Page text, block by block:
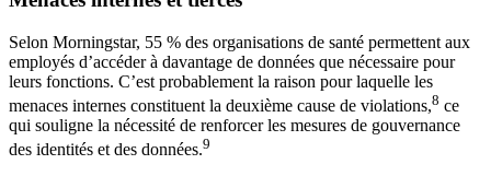
Selon Morningstar, 55 % des organisations de santé permettent aux
employés d’accéder à davantage de données que nécessaire pour
leurs fonctions. C’est probablement la raison pour laquelle les
menaces internes constituent la deuxième cause de violations,8 ce
qui souligne la nécessité de renforcer les mesures de gouvernance
des identités et des données.9